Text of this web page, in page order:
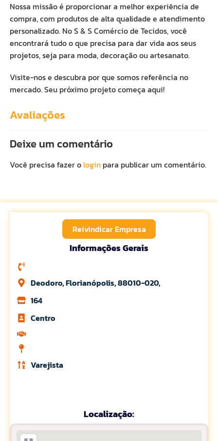
Nossa missão é proporcionar a melhor experiência de
compra, com produtos de alta qualidade e atendimento
personalizado. No S & S Comércio de Tecidos, você
encontrará tudo o que precisa para dar vida aos seus
projetos, seja para moda, decoração ou artesanato.
Visite-nos e descubra por que somos referência no
mercado. Seu próximo projeto começa aqui!
Avaliações
Deixe um comentário
Você precisa fazer o login para publicar um comentário.
Reivindicar Empresa
Informações Gerais
Deodoro, Florianópolis, 88010-020,
164
Centro
Varejista
Localização: